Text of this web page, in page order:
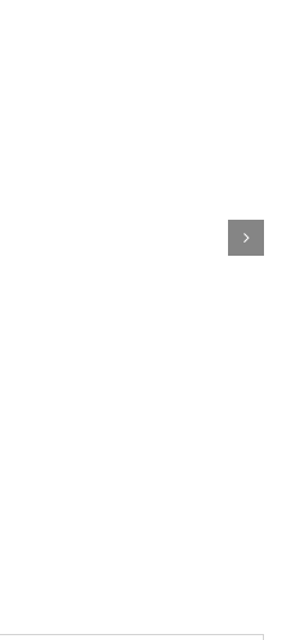
Excıusive series Tafting Halı